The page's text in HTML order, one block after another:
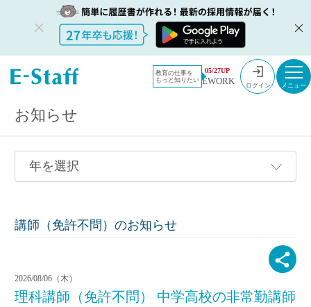
教育の仕事を
もっと知りたい
05/27UP
EWORK ログイン
教員採用情報のイー・スタッフ TOP 採用情報
お知らせ
講師（免許不問）のお知らせ
2026/08/06（木）
理科講師（免許不問） 中学高校の非常勤講師